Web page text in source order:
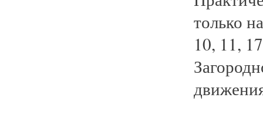
только
10, 11,